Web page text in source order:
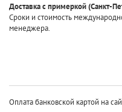
Доставка с примеркой(Санкт-
Сроки и стоимость
менеджера.
Оплата банковской картой на